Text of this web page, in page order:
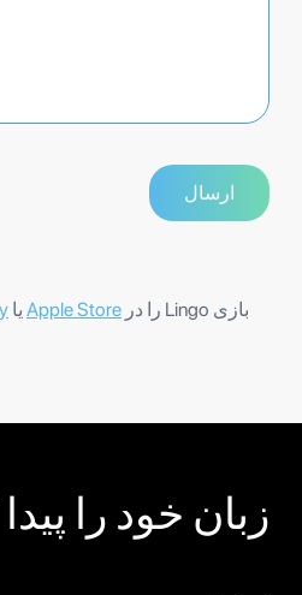
بازی Lingo را در Apple Store یا
زبان خود را